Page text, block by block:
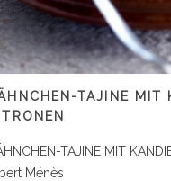
TAJINE MIT
TAJINE MIT
Ménès